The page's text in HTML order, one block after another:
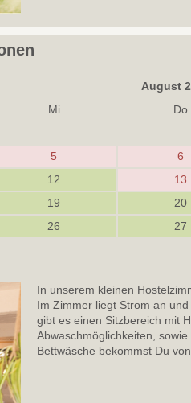
August
Mi
Do
5
6
12
13
19
20
26
27
In unserem kleinen
Im Zimmer liegt Strom an
gibt es einen Sitzbereich mit
Abwaschmöglichkeiten,
Bettwäsche bekommst Du